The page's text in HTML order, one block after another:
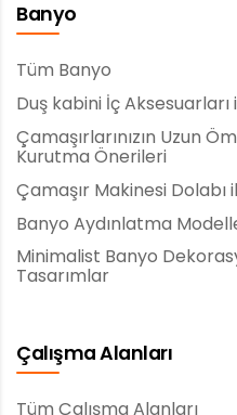
Banyo
Tüm Banyo
Duş kabini İç
Çamaşırlarınızın Uzun
Kurutma Önerileri
Çamaşır Makinesi Dolabı
Banyo Aydınlatma
Minimalist Banyo
Tasarımlar
Çalışma Alanları
Tüm Çalışma Alanları